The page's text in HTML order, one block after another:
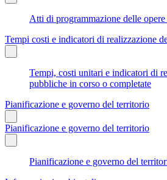
Atti di programmazione delle
Tempi costi e indicatori di realizzazione
Tempi, costi unitari e indicatori di
pubbliche in corso o completate
Pianificazione e governo del territorio
Pianificazione e governo del territorio
Pianificazione e governo del